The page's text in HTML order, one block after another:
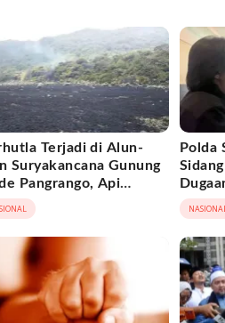
Terjadi di Alun-
Suryakancana Gunung
Pangrango, Api
Dipadamka
Polda